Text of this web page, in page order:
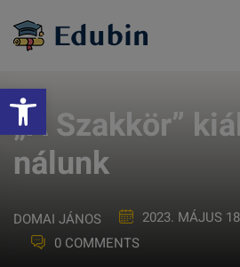
Eszköztár megnyitása
content
„A Szakkör”
nálunk
DOMAI JÁNOS
2023. MÁJUS
0 COMMENTS